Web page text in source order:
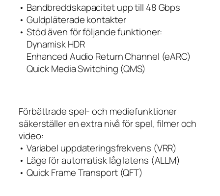
• Bandbreddskapacitet upp till 48 Gbps
• Guldpläterade kontakter
• Stöd även för följande funktioner:
Dynamisk HDR
Enhanced Audio Return Channel (eARC)
Quick Media Switching (QMS)
Förbättrade spel- och mediefunktioner
säkerställer en extra nivå för spel, filmer och
video:
• Variabel uppdateringsfrekvens (VRR)
• Läge för automatisk låg latens (ALLM)
• Quick Frame Transport (QFT)